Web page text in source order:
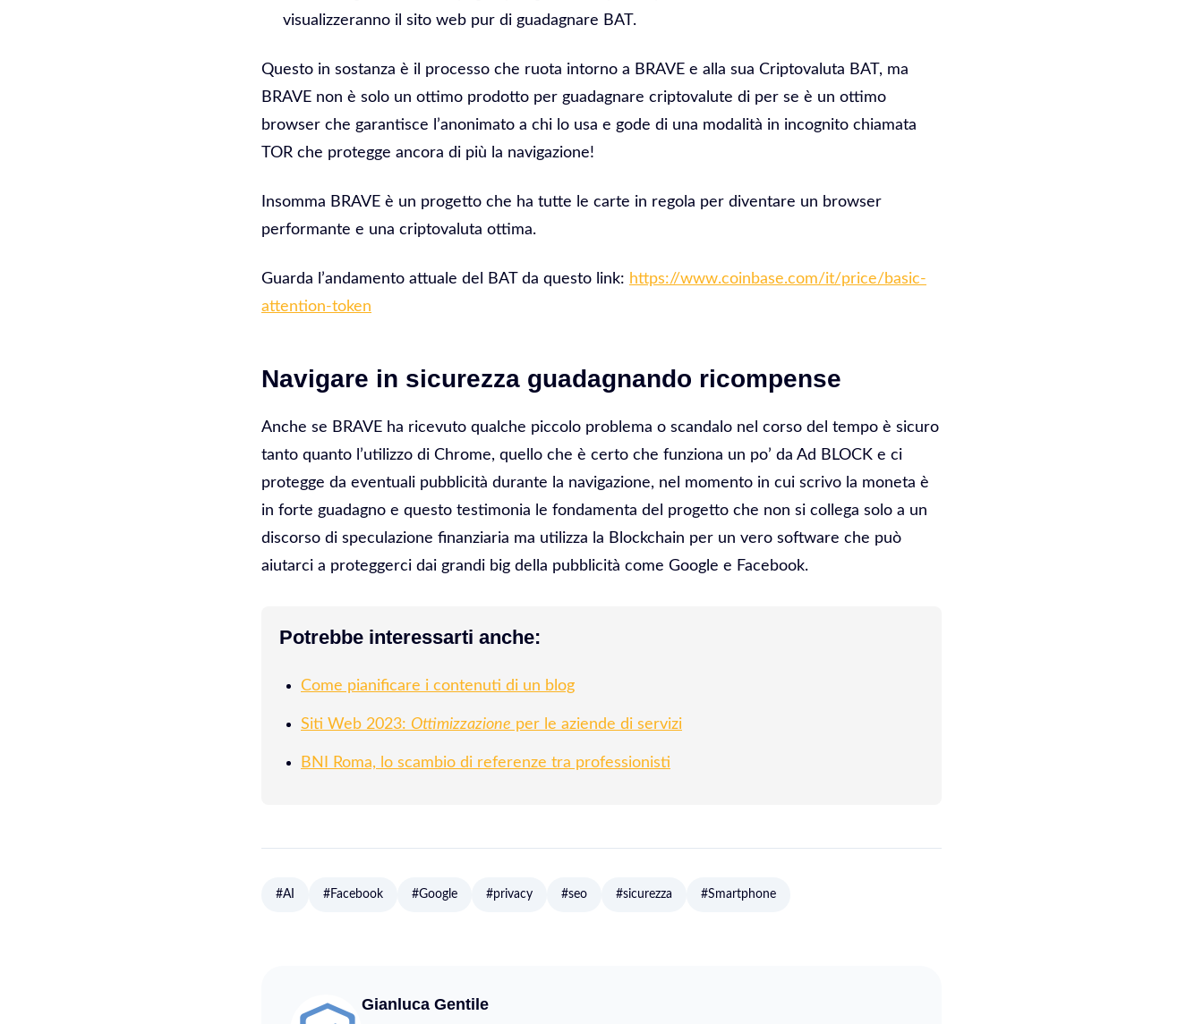
visualizzeranno il sito web pur di guadagnare BAT.
Questo in sostanza è il processo che ruota intorno a BRAVE e alla sua Criptovaluta BAT, ma
BRAVE non è solo un ottimo prodotto per guadagnare criptovalute di per se è un ottimo
browser che garantisce l’anonimato a chi lo usa e gode di una modalità in incognito chiamata
TOR che protegge ancora di più la navigazione!
Insomma BRAVE è un progetto che ha tutte le carte in regola per diventare un browser
performante e una criptovaluta ottima.
Guarda l’andamento attuale del BAT da questo link: https://www.coinbase.com/it/price/basic-
attention-token
Navigare in sicurezza guadagnando ricompense
Anche se BRAVE ha ricevuto qualche piccolo problema o scandalo nel corso del tempo è sicuro
tanto quanto l’utilizzo di Chrome, quello che è certo che funziona un po’ da Ad BLOCK e ci
protegge da eventuali pubblicità durante la navigazione, nel momento in cui scrivo la moneta è
in forte guadagno e questo testimonia le fondamenta del progetto che non si collega solo a un
discorso di speculazione finanziaria ma utilizza la Blockchain per un vero software che può
aiutarci a proteggerci dai grandi big della pubblicità come Google e Facebook.
Potrebbe interessarti anche:
Come pianificare i contenuti di un blog
Siti Web 2023: Ottimizzazione per le aziende di servizi
BNI Roma, lo scambio di referenze tra professionisti
#AI #Facebook #Google #privacy #seo #sicurezza #Smartphone
Gianluca Gentile